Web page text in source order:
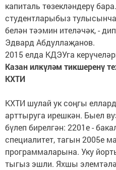
капиталь төзекләндерү
студентларыбыз
белән тәэмин ителәчәк, -
Эдвард Абдуллаҗанов.
2015 елда КДЭУга
Казан илкүләм тикшеренү
КХТИ
КХТИ шулай ук соңгы
арттыруга ирешкән. Быел
бүлеп бирелгән: 2201е -
специалитет, тагын 2005е
программаларына. Уку
тыгыз эшли. Яхшы